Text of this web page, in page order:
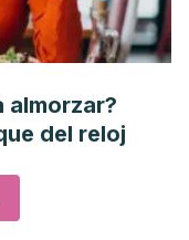
almorzar?
del reloj